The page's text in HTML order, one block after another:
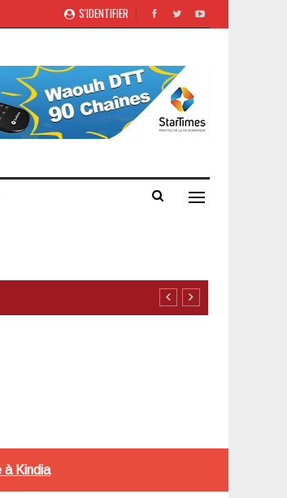
S'IDENTIFIER
à Kindia